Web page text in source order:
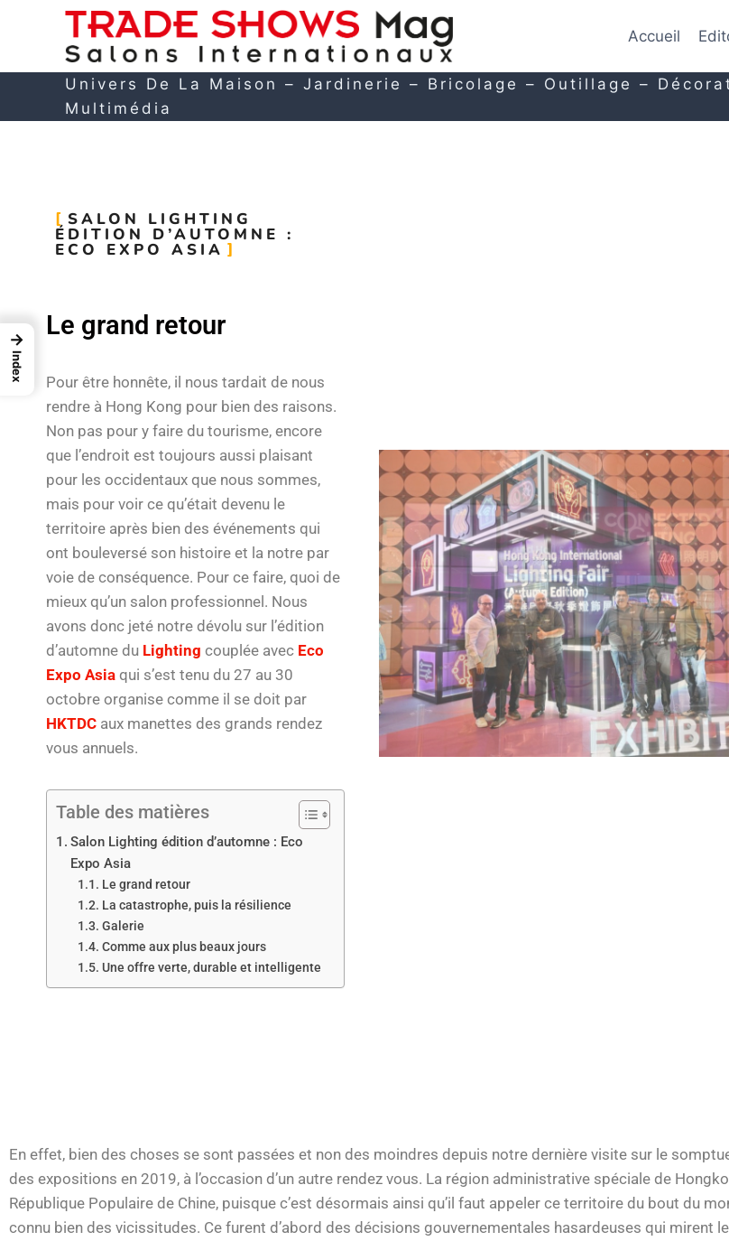
Accueil
Univers De La Maison – Jardinerie – Bricolage – Outillage –
Multimédia
SALON LIGHTING
ÉDITION D’AUTOMNE :
ECO EXPO ASIA
Le grand retour
Pour être honnête, il nous tardait de nous
rendre à Hong Kong pour bien des raisons.
Non pas pour y faire du tourisme, encore
que l’endroit est toujours aussi plaisant
pour les occidentaux que nous sommes,
mais pour voir ce qu’était devenu le
territoire après bien des événements qui
ont bouleversé son histoire et la notre par
voie de conséquence. Pour ce faire, quoi de
mieux qu’un salon professionnel. Nous
avons donc jeté notre dévolu sur l’édition
d’automne du Lighting couplée avec Eco
Expo Asia qui s’est tenu du 27 au 30
octobre organise comme il se doit par
HKTDC aux manettes des grands rendez
vous annuels.
Table des matières
Salon Lighting édition d’automne : Eco
Expo Asia
Le grand retour
La catastrophe, puis la résilience
Galerie
Comme aux plus beaux jours
Une offre verte, durable et intelligente
En effet, bien des choses se sont passées et non des moindres depuis notre dernière visite sur le
des expositions en 2019, à l’occasion d’un autre rendez vous. La région administrative spéciale de
République Populaire de Chine, puisque c’est désormais ainsi qu’il faut appeler ce territoire du bout du
connu bien des vicissitudes. Ce furent d’abord des décisions gouvernementales hasardeuses qui mirent
→
Index